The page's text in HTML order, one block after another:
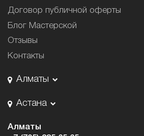
Договор публичной оферты
Блог Мастерской
Отзывы
Контакты
Алматы
Астана
Алматы